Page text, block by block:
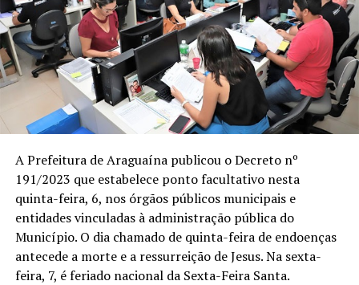
A Prefeitura de Araguaína publicou o Decreto nº
191/2023 que estabelece ponto facultativo nesta
quinta-feira, 6, nos órgãos públicos municipais e
entidades vinculadas à administração pública do
Município. O dia chamado de quinta-feira de endoenças
antecede a morte e a ressurreição de Jesus. Na sexta-
feira, 7, é feriado nacional da Sexta-Feira Santa.